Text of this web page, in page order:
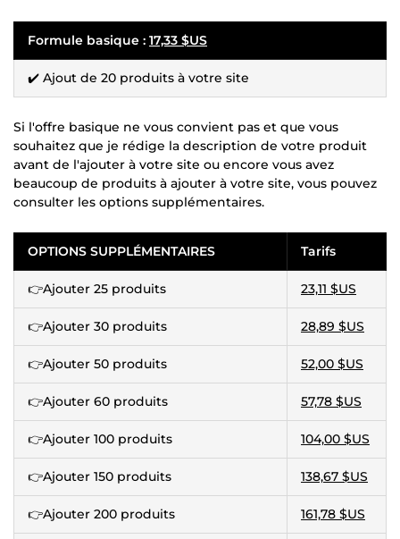
Formule basique : 17,33 $US
✔️ Ajout de 20 produits à votre site
Si l'offre basique ne vous convient pas et que vous
souhaitez que je rédige la description de votre produit
avant de l'ajouter à votre site ou encore vous avez
beaucoup de produits à ajouter à votre site, vous pouvez
consulter les options supplémentaires.
OPTIONS SUPPLÉMENTAIRES Tarifs
👉Ajouter 25 produits 23,11 $US
👉Ajouter 30 produits 28,89 $US
👉Ajouter 50 produits 52,00 $US
👉Ajouter 60 produits 57,78 $US
👉Ajouter 100 produits 104,00 $US
👉Ajouter 150 produits 138,67 $US
👉Ajouter 200 produits 161,78 $US